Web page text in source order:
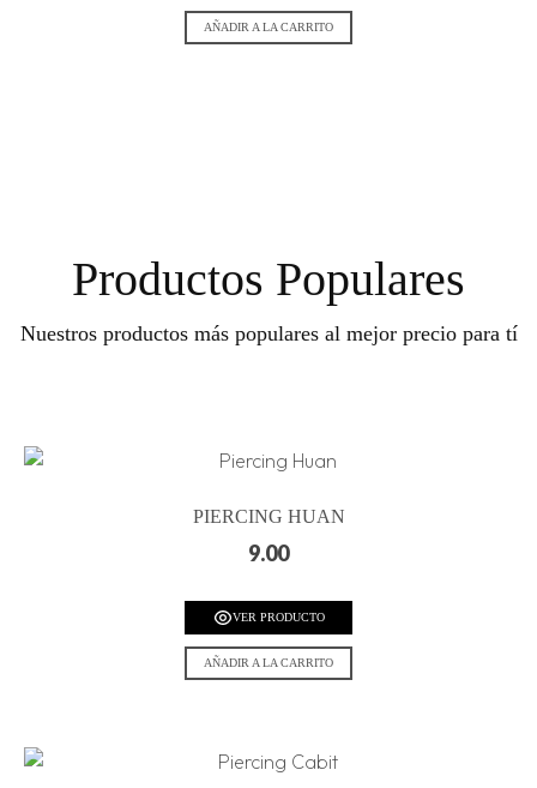
AÑADIR A LA CARRITO
Productos Populares
Nuestros productos más populares al mejor precio para tí
PIERCING HUAN
9.00
VER PRODUCTO
AÑADIR A LA CARRITO